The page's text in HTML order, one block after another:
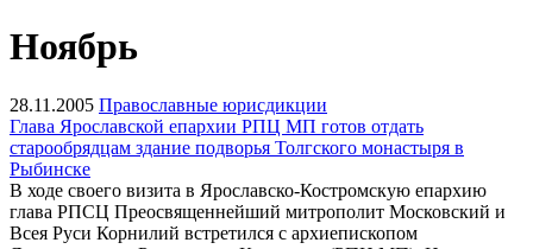
Ноябрь
28.11.2005 Православные юрисдикции
Глава Ярославской епархии РПЦ МП готов отдать
старообрядцам здание подворья Толгского монастыря в
Рыбинске
В ходе своего визита в Ярославско-Костромскую епархию
глава РПСЦ Преосвященнейший митрополит Московский и
Всея Руси Корнилий встретился с архиепископом